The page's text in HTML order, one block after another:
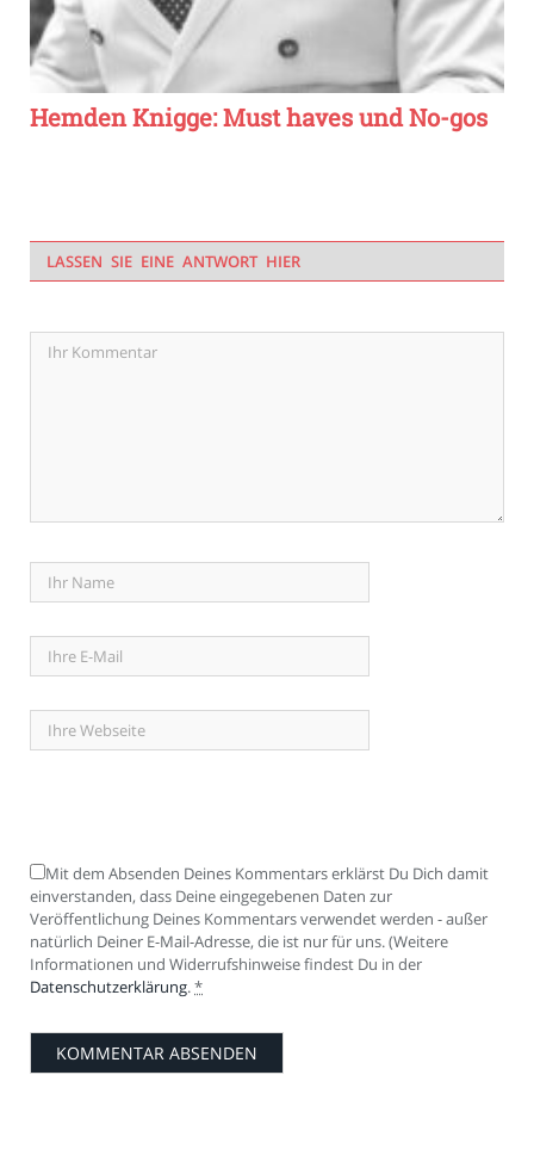
Hemden Knigge: Must haves und No-gos
LASSEN SIE EINE ANTWORT HIER
Mit dem Absenden Deines Kommentars erklärst Du Dich damit
einverstanden, dass Deine eingegebenen Daten zur
Veröffentlichung Deines Kommentars verwendet werden - außer
natürlich Deiner E-Mail-Adresse, die ist nur für uns. (Weitere
Informationen und Widerrufshinweise findest Du in der
Datenschutzerklärung.*